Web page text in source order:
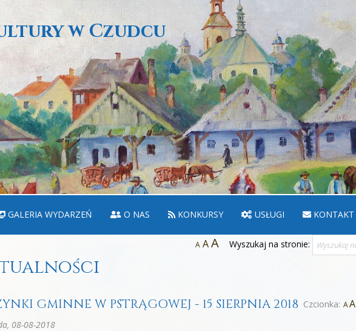
w Czudcu
GALERIA WYDARZEŃ O NAS KONKURSY USŁUGI KONTAKT
A AA Wyszukaj na stronie:
Czcionka: AA
GMINNE W PSTRĄGOWEJ - 15 SIERPNIA 2018
08-08-2018